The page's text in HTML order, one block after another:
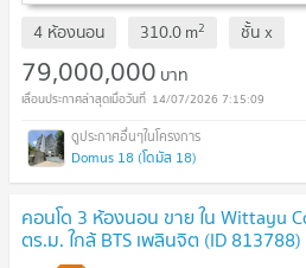
4 ห้องนอน 310.0m2 ชั้นx
79,000,000 บาท
14/07/2026 7:15:09
Domus 18 (โดมัส 18)
คอนโด 3 ห้องนอน ขาย ใน Wittayu
ตร.ม. ใกล้ BTS เพลินจิต (ID 813788)